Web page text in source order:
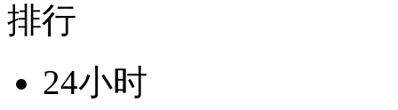
排行
24小时